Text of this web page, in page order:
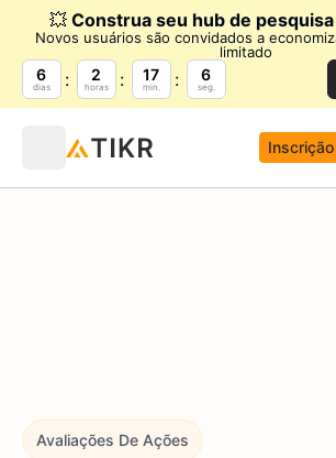
💥 Construa seu hub de
Novos usuários são convidados a
limitado
6
dias
2
horas
17
min.
4
seg.
Avaliações De Ações